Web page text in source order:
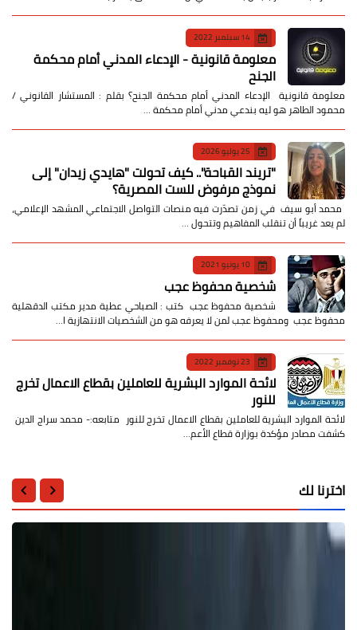
14 سبتمبر 2022
معلومة قانونية - الإدعاء المدني أمام محكمة
الجنح
معلومة قانونية الإدعاء المدني أمام محكمة الجنح؟ بقلم : المستشار القانوني /
محمود الطاهر هو ليه بندعي مدني أمام محكمة …
25 يوليو 2026
​"تريند القباحة".. كيف تحولت "هايدي زيدان" إلى
نموذج مرفوض للست المصرية؟
​ محمد أبو سيف ​في زمن تصدّرت فيه منصات التواصل الاجتماعي المشهد الإعلامي،
لم يعد غريباً أن تنقلب المفاهيم وتتحول …
10 يونيو 2021
شخصية محفوظ عجب
شخصية محفوظ عجب كتب : الصباحي عطية مدير مكتب الدقهلية
محفوظ عجب ومحفوظ عجب لمن لا يعرفه هو من الشخصيات الانتهازية ا…
23 نوفمبر 2022
لائحة الموارد البشرية للعاملين بقطاع الاعمال تخرج
للنور
لائحة الموارد البشرية للعاملين بقطاع الاعمال تخرج للنور متابعه:- محمد سراج الدين
كشفت مصادر مؤكدة بوزارة قطاع الأعم…
اخترنا لك